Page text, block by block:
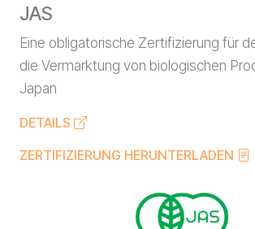
JAS
Eine obligatorische Zertifizierung für
die Vermarktung von biologischen
Japan
DETAILS
ZERTIFIZIERUNG HERUNTERLADEN